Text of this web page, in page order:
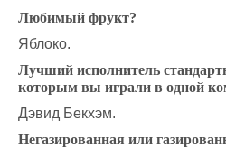
Любимый фрукт?
Яблоко.
Лучший исполнитель
которым вы играли в одной
Дэвид Бекхэм.
Негазированная или